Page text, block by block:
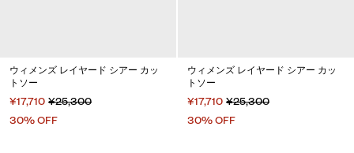
ウィメンズ レイヤード シアー カッ
トソー
¥17,710 ¥25,300
30% OFF
ウィメンズ レイヤード シアー カッ
トソー
¥17,710 ¥25,300
30% OFF